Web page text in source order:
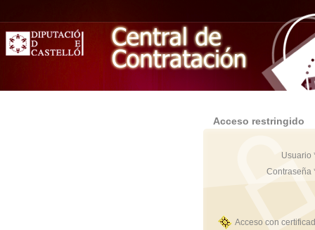
Acceso restringido
Usuario
Contraseña
Acceso con